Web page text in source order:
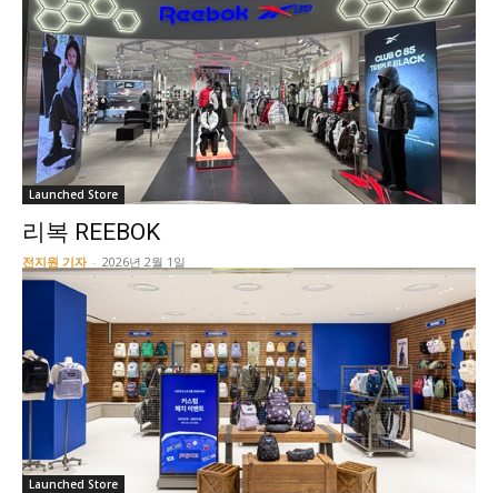
Launched Store
리복 REEBOK
전지원 기자 - 2026년 2월 1일
Launched Store